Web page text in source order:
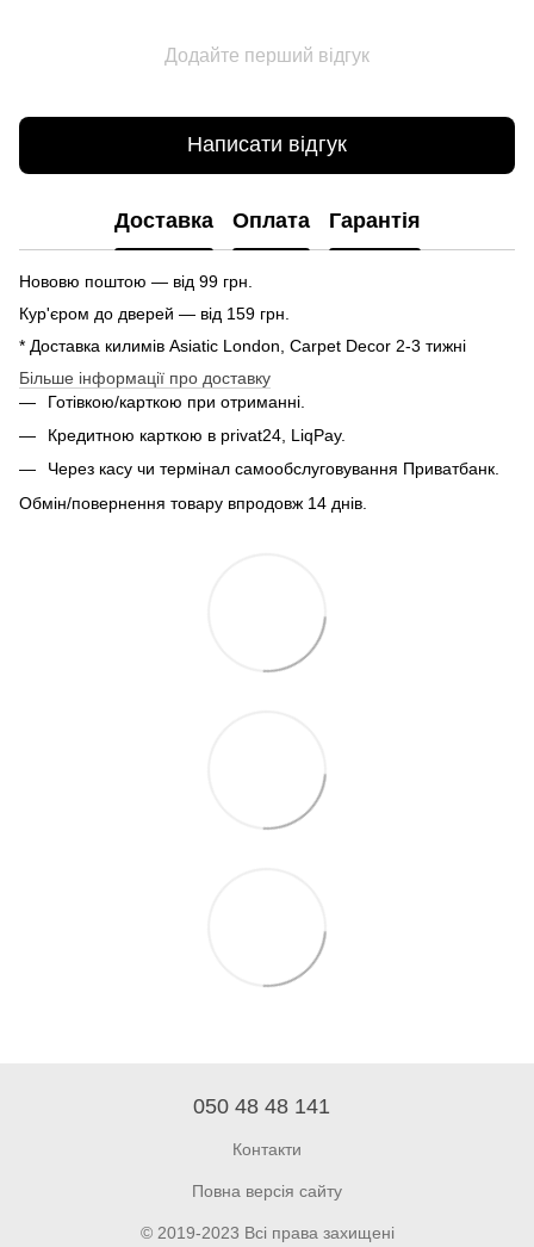
Додайте перший відгук
Написати відгук
Доставка Оплата Гарантія
Нововю поштою — від 99 грн.
Кур'єром до дверей — від 159 грн.
* Доставка килимів Asiatic London, Carpet Decor 2-3 тижні
Більше інформації про доставку
Готівкою/карткою при отриманні.
Кредитною карткою в privat24, LiqPay.
Через касу чи термінал самообслуговування Приватбанк.
Обмін/повернення товару впродовж 14 днів.
050 48 48 141
Контакти
Повна версія сайту
© 2019-2023 Всі права захищені